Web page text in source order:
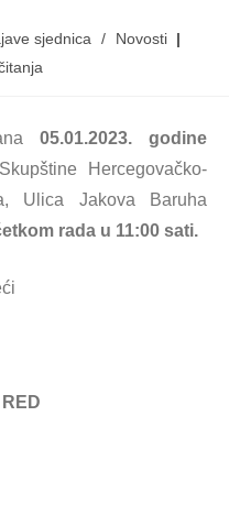
sjednica /
Novosti
05.01.2023. godine
Hercegovačko-
Ulica Jakova Baruha
rada u 11:00 sati.